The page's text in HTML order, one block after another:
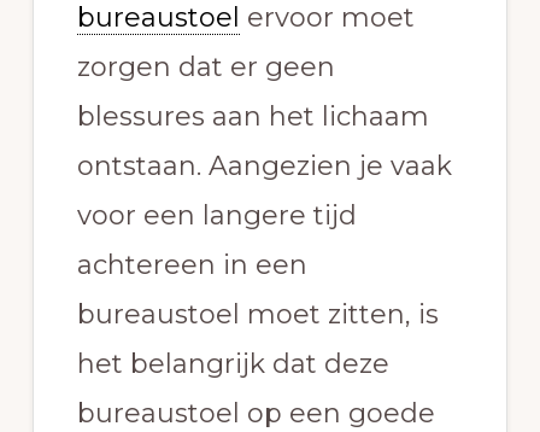
bureaustoel ervoor moet
zorgen dat er geen
blessures aan het lichaam
ontstaan. Aangezien je vaak
voor een langere tijd
achtereen in een
bureaustoel moet zitten, is
het belangrijk dat deze
bureaustoel op een goede